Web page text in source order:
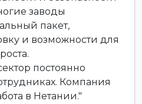
заводы
пакет,
и возможности для
постоянно
Компания
в Нетании."